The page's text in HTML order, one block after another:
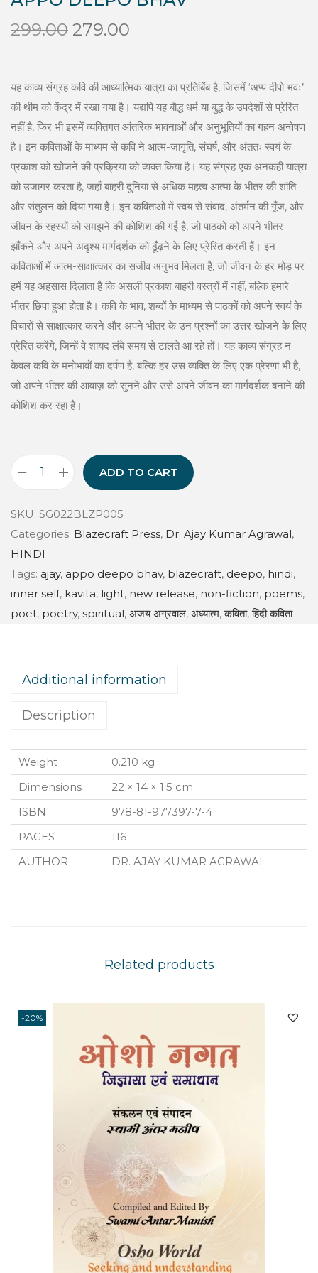
299.00 O
g
i
n
a
l
p
r
i
c
e
w
a
s
:
2
9
.
279.00
r
e
n
t
p
r
i
c
e
i
s
:
2
7
9
.
यह काव्य संग्रह कवि की आध्यात्मिक यात्रा का प्रतिबिंब है, जिसमें ‘अप्प दीपो भवः’
की थीम को केंद्र में रखा गया है। यद्यपि यह बौद्ध धर्म या बुद्ध के उपदेशों से प्रेरित
नहीं है, फिर भी इसमें व्यक्तिगत आंतरिक भावनाओं और अनुभूतियों का गहन अन्वेषण
है। इन कविताओं के माध्यम से कवि ने आत्म-जागृति, संघर्ष, और अंततः स्वयं के
प्रकाश को खोजने की प्रक्रिया को व्यक्त किया है। यह संग्रह एक अनकही यात्रा
को उजागर करता है, जहाँ बाहरी दुनिया से अधिक महत्व आत्मा के भीतर की शांति
और संतुलन को दिया गया है। इन कविताओं में स्वयं से संवाद, अंतर्मन की गूँज, और
जीवन के रहस्यों को समझने की कोशिश की गई है, जो पाठकों को अपने भीतर
झाँकने और अपने अदृश्य मार्गदर्शक को ढूँढ़ने के लिए प्रेरित करती हैं। इन
कविताओं में आत्म-साक्षात्कार का सजीव अनुभव मिलता है, जो जीवन के हर मोड़ पर
हमें यह अहसास दिलाता है कि असली प्रकाश बाहरी वस्त्रों में नहीं, बल्कि हमारे
भीतर छिपा हुआ होता है। कवि के भाव, शब्दों के माध्यम से पाठकों को अपने स्वयं के
विचारों से साक्षात्कार करने और अपने भीतर के उन प्रश्नों का उत्तर खोजने के लिए
प्रेरित करेंगे, जिन्हें वे शायद लंबे समय से टालते आ रहे हों। यह काव्य संग्रह न
केवल कवि के मनोभावों का दर्पण है, बल्कि हर उस व्यक्ति के लिए एक प्रेरणा भी है,
जो अपने भीतर की आवाज़ को सुनने और उसे अपने जीवन का मार्गदर्शक बनाने की
कोशिश कर रहा है।
P
O
D
E
E
P
H
V
u
a
n
t
i
t
y
ADD TO CART
SKU: SG022BLZP005
Categories: Blazecraft Press, Dr. Ajay Kumar Agrawal,
HINDI
Tags: ajay, appo deepo bhav, blazecraft, deepo, hindi,
inner self, kavita, light, new release, non-fiction, poems,
poet, poetry, spiritual, अजय अग्रवाल, अध्यात्म,कविता,हिंदी कविता
Additional information
Description
Weight
0.210 kg
Dimensions
22 × 14 × 1.5 cm
ISBN
978-81-977397-7-4
PAGES
116
AUTHOR
DR. AJAY KUMAR AGRAWAL
Related products
-20%